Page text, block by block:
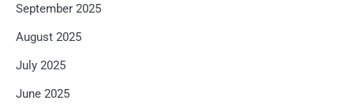
September 2025
August 2025
July 2025
June 2025